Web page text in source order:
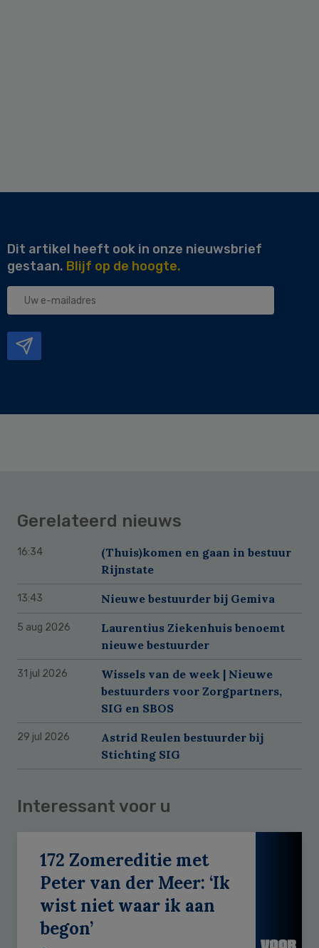
Dit artikel heeft ook in onze nieuwsbrief
gestaan. Blijf op de hoogte.
Uw
Gerelateerd nieuws
16:34
(Thuis)komen en gaan in bestuur
Rijnstate
13:43 Nieuwe bestuurder bij Gemiva
5 aug 2026
Laurentius Ziekenhuis benoemt
nieuwe bestuurder
31 jul 2026
Wissels van de week | Nieuwe
bestuurders voor Zorgpartners,
SIG en SBOS
29 jul 2026
Astrid Reulen bestuurder bij
Stichting SIG
Interessant voor u
172 Zomereditie met
Peter van der Meer: ‘Ik
wist niet waar ik aan
begon’